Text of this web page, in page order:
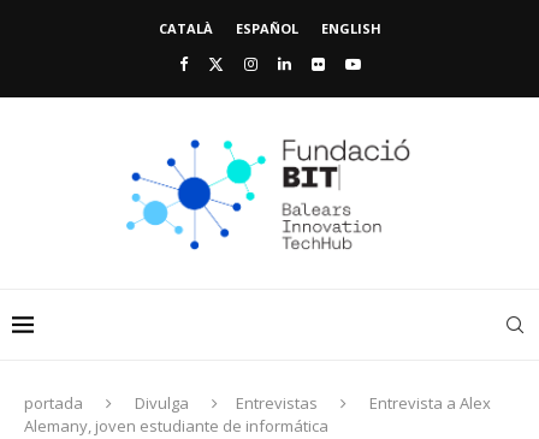
CATALÀ ESPAÑOL ENGLISH
portada Divulga Entrevistas
Entrevista a Alex
Alemany, joven estudiante de informática